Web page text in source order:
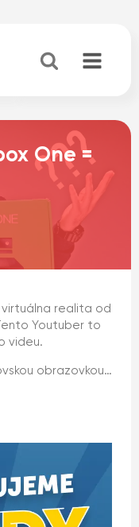
One =
realita od
Youtuber to
videu.
obrazovkou…